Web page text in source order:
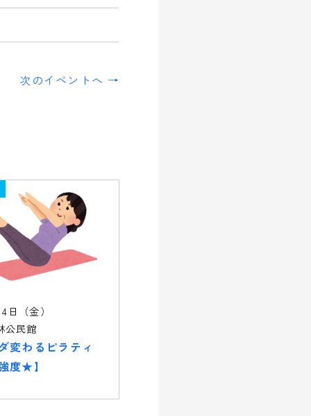
次のイベントへ →
日（金）
公民館
変わるピラティ
度★】